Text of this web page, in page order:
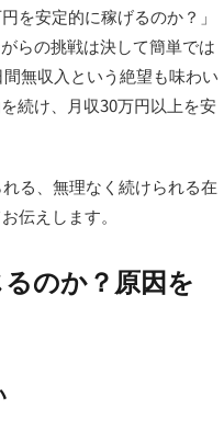
を安定的に稼げるのか？」
らの挑戦は決して簡単では
無収入という絶望も味わい
続け、月収30万円以上を安
る、無理なく続けられる在
伝えします。
のか？原因を